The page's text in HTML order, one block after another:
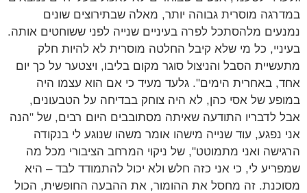
במדרגה מוסרית גבוהה יותר, מאלה שבתירוצים שונים
נמנעים מלהסתכל לפרה בעיניים שנייה לפני ששוחטים אותה.
בעיניי, כל מי שלא קיבל החלטה מוסרית לא להיות חלק
מתעשיית הסבל והניצול סוגר מקום בליבו, ויצטער על כך יום
אחד, באחרית הימים". גלעד מעיד כי אם הוא עצמו היה
במופע של אסי כהן, לא היה צוחק בבדיחה על הטבעונים,
אבל לדבריו התודעה שאיתה מסתובבים היום רבים, של "הנה
אני נפגע, עוד שנייה מישהו אומר משהו שנוגע לי בנקודה
הרגישה ואני מתמוטט", של ניקוי המרחב הציבורי מכל מה
שמפריע לי, כי אני כזה חלש ולא יכול להתמודד לבד – היא
מסוכנת. זה מחסל את ההומור, את ההבעה החופשית, הכול